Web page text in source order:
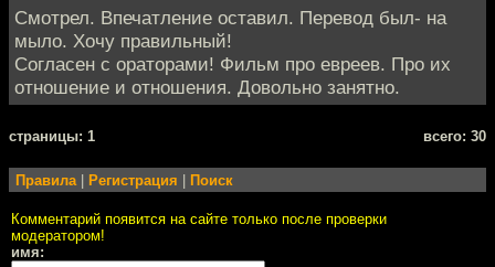
Смотрел. Впечатление оставил. Перевод был- на
мыло. Хочу правильный!
Согласен с ораторами! Фильм про евреев. Про их
отношение и отношения. Довольно занятно.
cтраницы: 1 всего: 30
Правила Регистрация Поиск
Комментарий появится на сайте только после проверки
модератором!
имя: